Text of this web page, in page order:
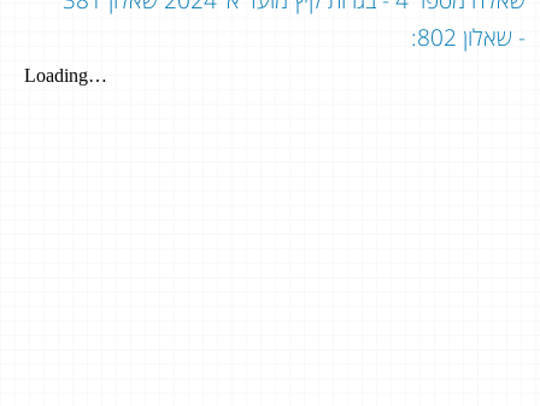
- שאלון 802: